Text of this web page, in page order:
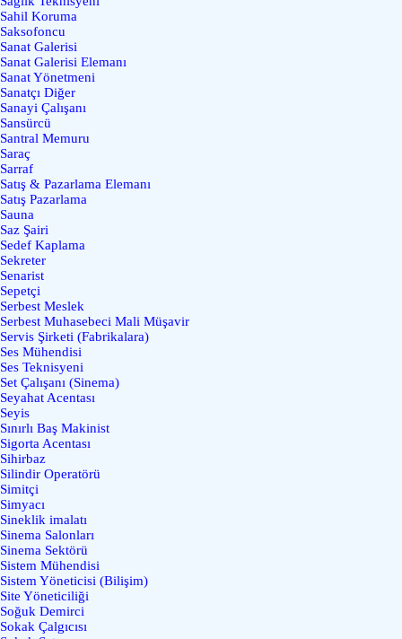
Sahil Koruma
Saksofoncu
Sanat Galerisi
Sanat Galerisi Elemanı
Sanat Yönetmeni
Sanatçı Diğer
Sanayi Çalışanı
Sansürcü
Santral Memuru
Saraç
Sarraf
Satış & Pazarlama Elemanı
Satış Pazarlama
Sauna
Saz Şairi
Sedef Kaplama
Sekreter
Senarist
Sepetçi
Serbest Meslek
Serbest Muhasebeci Mali Müşavir
Servis Şirketi (Fabrikalara)
Ses Mühendisi
Ses Teknisyeni
Set Çalışanı (Sinema)
Seyahat Acentası
Seyis
Sınırlı Baş Makinist
Sigorta Acentası
Sihirbaz
Silindir Operatörü
Simitçi
Simyacı
Sineklik imalatı
Sinema Salonları
Sinema Sektörü
Sistem Mühendisi
Sistem Yöneticisi (Bilişim)
Site Yöneticiliği
Soğuk Demirci
Sokak Çalgıcısı